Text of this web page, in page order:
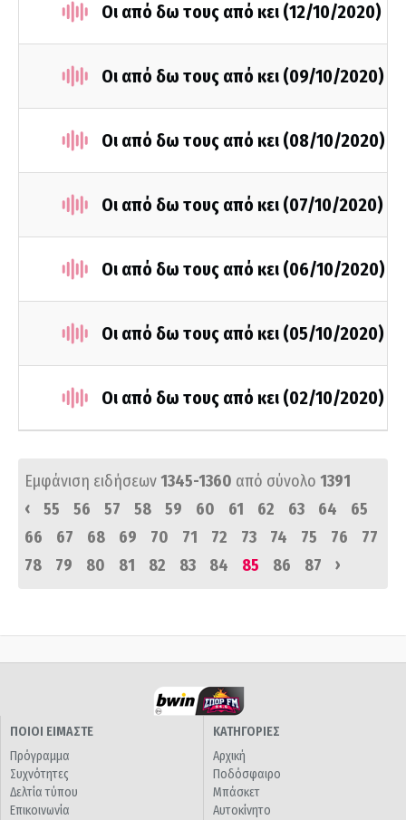
Οι από δω τους από κει (12/10/2020)
Οι από δω τους από κει (09/10/2020)
Οι από δω τους από κει (08/10/2020)
Οι από δω τους από κει (07/10/2020)
Οι από δω τους από κει (06/10/2020)
Οι από δω τους από κει (05/10/2020)
Οι από δω τους από κει (02/10/2020)
Εμφάνιση ειδήσεων1345-1360 από σύνολο 1391
‹
55 56 57 58 59 60 61 62 63 64
65
66
67 68 69 70 71 72 73 74 75 76
77
78
79 80 81 82 83 84 85 86 87 ›
ΠΟΙΟΙ ΕΙΜΑΣΤΕ
Πρόγραμμα
Συχνότητες
Δελτία τύπου
Επικοινωνία
ΚΑΤΗΓΟΡΙΕΣ
Αρχική
Ποδόσφαιρο
Μπάσκετ
Αυτοκίνητο